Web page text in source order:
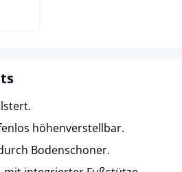
höhenverstellbar.
Bodenschoner.